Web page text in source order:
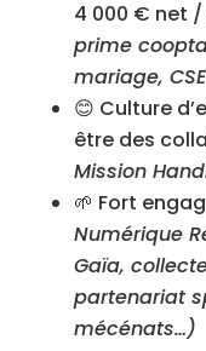
4 000 € net /
prime
mariage,
😊 Culture
être des
Mission
🌱 Fort
Numérique
Gaïa,
partenariat
mécénats…)